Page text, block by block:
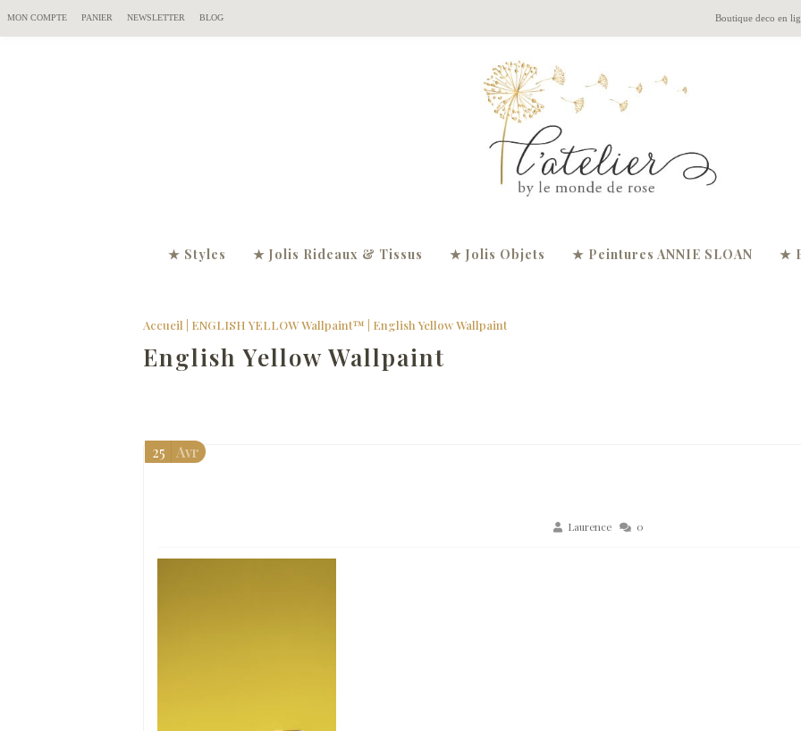
Boutique deco en
MON COMPTE PANIER NEWSLETTER BLOG
★ Styles ★ Jolis Rideaux & Tissus ★ Jolis Objets ★ Peintures ANNIE SLOAN ★
Accueil ENGLISH YELLOW Wallpaint™ English Yellow Wallpaint
English Yellow Wallpaint
Laurence 0
25 Avr